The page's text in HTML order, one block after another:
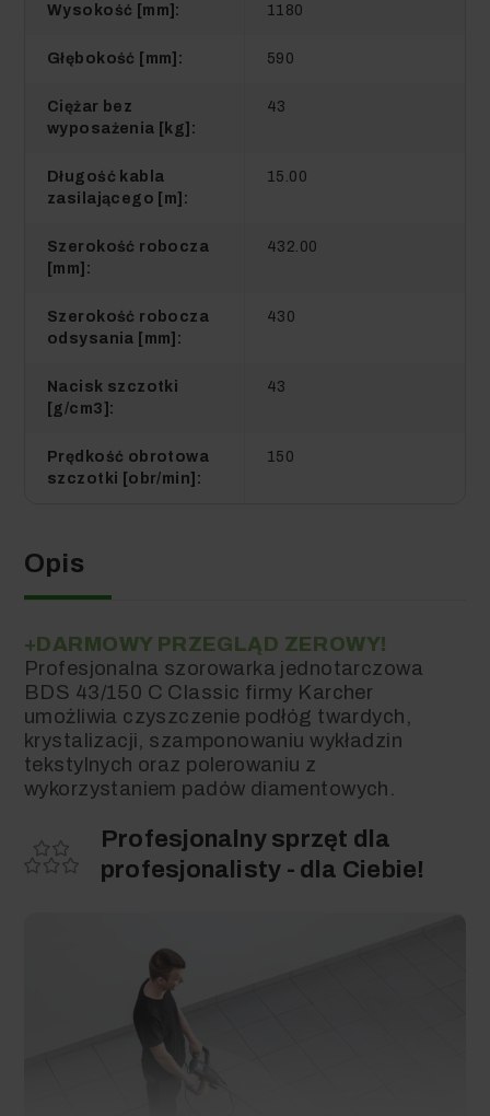
43/150 C Classic, Karcher
3 824,86 zł -43,90 zł
3 780,96 zł
(w tym VAT)
BDS 43/150 C Classic
(430mm, 150obr/min)
Jednotarczowa szorowarka
Karcher
2 946,88 zł
Wysokość [mm]: 1180
Głębokość [mm]: 590
Ciężar bez
wyposażenia [kg]:
43
Długość kabla
zasilającego [m]:
15.00
Szerokość robocza
[mm]:
432.00
Szerokość robocza
odsysania [mm]:
430
Nacisk szczotki
[g/cm3]:
43
Prędkość obrotowa
szczotki [obr/min]:
150
Opis
+DARMOWY PRZEGLĄD ZEROWY!
Profesjonalna szorowarka jednotarczowa
BDS 43/150 C Classic firmy Karcher
umożliwia czyszczenie podłóg twardych,
krystalizacji, szamponowaniu wykładzin
tekstylnych oraz polerowaniu z
wykorzystaniem padów diamentowych.
Profesjonalny sprzęt dla
profesjonalisty - dla Ciebie!